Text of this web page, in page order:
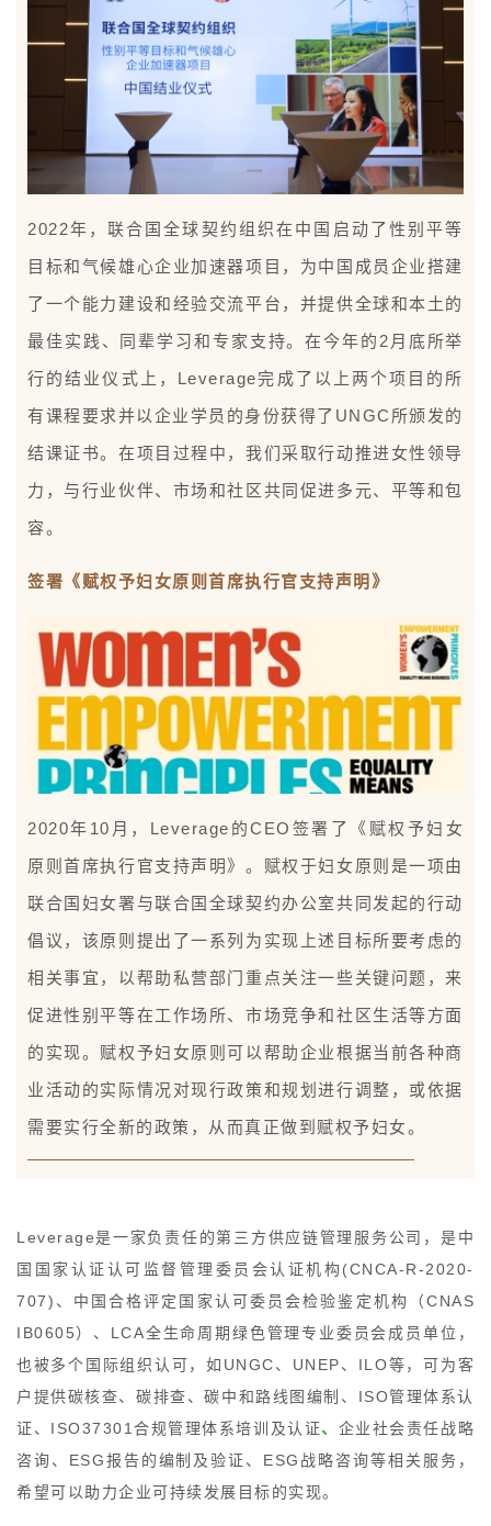
2022年，联合国全球契约组织在中国启动了性别平等
目标和气候雄心企业加速器项目，为中国成员企业搭建
了一个能力建设和经验交流平台，并提供全球和本土的
最佳实践、同辈学习和专家支持。在今年的2月底所举
行的结业仪式上，Leverage完成了以上两个项目的所
有课程要求并以企业学员的身份获得了UNGC所颁发的
结课证书。在项目过程中，我们采取行动推进女性领导
力，与行业伙伴、市场和社区共同促进多元、平等和包
容。
签署《赋权予妇女原则首席执行官支持声明》
2020年10月，Leverage的CEO签署了《赋权予妇女
原则首席执行官支持声明》。赋权于妇女原则是一项由
联合国妇女署与联合国全球契约办公室共同发起的行动
倡议，该原则提出了一系列为实现上述目标所要考虑的
相关事宜，以帮助私营部门重点关注一些关键问题，来
促进性别平等在工作场所、市场竞争和社区生活等方面
的实现。赋权予妇女原则可以帮助企业根据当前各种商
业活动的实际情况对现行政策和规划进行调整，或依据
需要实行全新的政策，从而真正做到赋权予妇女。
Leverage是一家负责任的第三方供应链管理服务公司， 是中
国国家认证认可监督管理委员会认证机构(CNCA-R-2020-
707)、中国合格评定国家认可委员会检验鉴定机构（CNAS
IB0605）、 LCA全生命周期绿色管理专业委员会成员单位 ，
也被多个国际组织认可，如UNGC、UNEP、ILO等，可为客
户提供碳核查、碳排查、碳中和路线图编制、ISO管理体系认
证、ISO37301合规管理体系培训及认证、 企业社会责任战略
咨询、ESG报告的编制及验证、ESG战略咨询等相关服务，
希望可以助力企业可持续发展目标的实现。